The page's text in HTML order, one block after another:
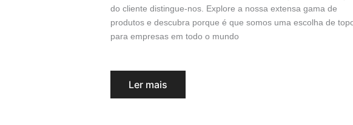
do cliente distingue-nos. Explore a nossa extensa gama de
produtos e descubra porque é que somos uma escolha de
para empresas em todo o mundo
Ler mais